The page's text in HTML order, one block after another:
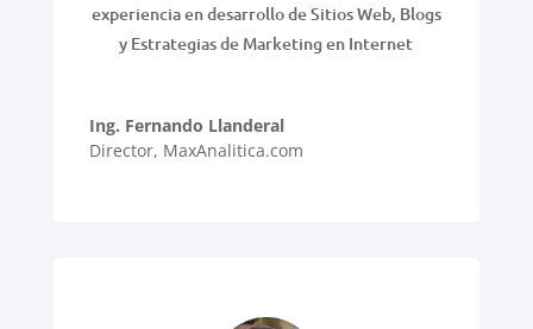
experiencia en desarrollo de Sitios Web, Blogs
y Estrategias de Marketing en Internet
Ing. Fernando Llanderal
Director, MaxAnalitica.com